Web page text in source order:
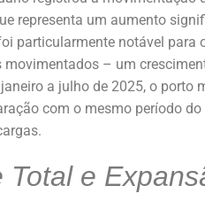
representa um aumento
particularmente notável para
movimentados – um
a julho de 2025, o porto
com o mesmo período
Total e